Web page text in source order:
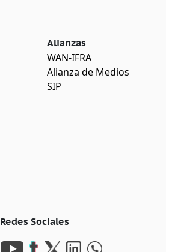
Alianzas
WAN-IFRA
Alianza de Medios
SIP
Redes Sociales